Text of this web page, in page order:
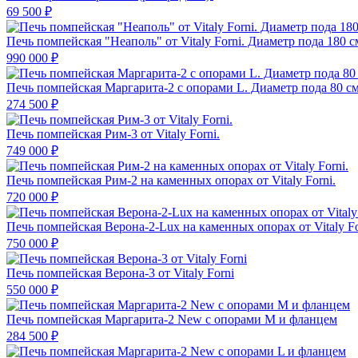
69 500 ₽
Печь помпейская "Неаполь" от Vitaly Forni. Диаметр пода 180
990 000 ₽
Печь помпейская Маргарита-2 с опорами L. Диаметр пода 80
274 500 ₽
Печь помпейская Рим-3 от Vitaly Forni.
749 000 ₽
Печь помпейская Рим-2 на каменных опорах от Vitaly Forni.
720 000 ₽
Печь помпейская Верона-2-Lux на каменных опорах от Vitaly
750 000 ₽
Печь помпейская Верона-3 от Vitaly Forni
550 000 ₽
Печь помпейская Маргарита-2 New с опорами M и фланцем
284 500 ₽